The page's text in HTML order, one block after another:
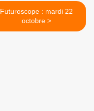
Futuroscope : mardi 22
octobre >